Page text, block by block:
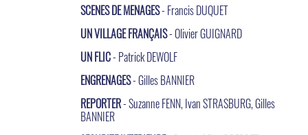
SCENES DE MENAGES- Francis DUQUET
UN VILLAGE FRANÇAIS- Olivier GUIGNARD
UN FLIC- Patrick DEWOLF
ENGRENAGES- Gilles BANNIER
REPORTER- Suzanne FENN, Ivan STRASBURG, Gilles
BANNIER